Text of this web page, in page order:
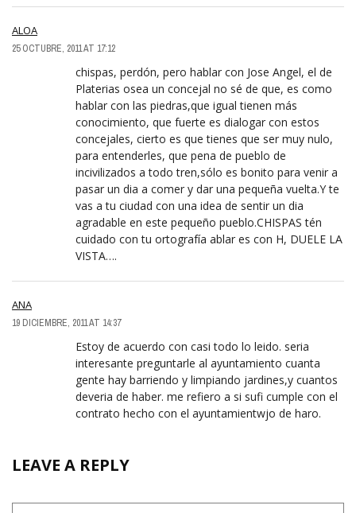
ALOA
25 OCTUBRE, 2011 AT 17:12
chispas, perdón, pero hablar con Jose Angel, el de
Platerias osea un concejal no sé de que, es como
hablar con las piedras,que igual tienen más
conocimiento, que fuerte es dialogar con estos
concejales, cierto es que tienes que ser muy nulo,
para entenderles, que pena de pueblo de
incivilizados a todo tren,sólo es bonito para venir a
pasar un dia a comer y dar una pequeña vuelta.Y te
vas a tu ciudad con una idea de sentir un dia
agradable en este pequeño pueblo.CHISPAS tén
cuidado con tu ortografía ablar es con H, DUELE LA
VISTA….
ANA
19 DICIEMBRE, 2011 AT 14:37
Estoy de acuerdo con casi todo lo leido. seria
interesante preguntarle al ayuntamiento cuanta
gente hay barriendo y limpiando jardines,y cuantos
deveria de haber. me refiero a si sufi cumple con el
contrato hecho con el ayuntamientwjo de haro.
LEAVE A REPLY